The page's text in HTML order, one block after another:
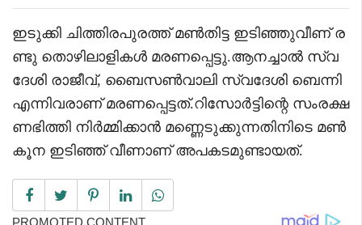
ഇടുക്കി ചിത്തിരപുരത്ത് മൺതിട്ട ഇടിഞ്ഞുവീണ് ര
ണ്ടു തൊഴിലാളികൾ മരണപ്പെട്ടു.ആനച്ചാൽ സ്വ
ദേശി രാജീവ്, ബൈസൺവാലി സ്വദേശി ബെന്നി
എന്നിവരാണ് മരണപ്പെട്ടത്.റിസോർട്ടിന്റെ സംരക്ഷ
ണഭിത്തി നിർമ്മിക്കാൻ മണ്ണെടുക്കുന്നതിനിടെ മൺ
കൂന ഇടിഞ്ഞ് വീണാണ് അപകടമുണ്ടായത്.